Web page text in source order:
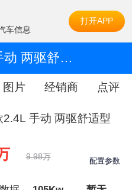
车信息
打开APP
2014款 2.4L 手动 两驱舒适型
图片 经销商 点评
2.4L 手动 两驱舒适型
9.98万 配置参数